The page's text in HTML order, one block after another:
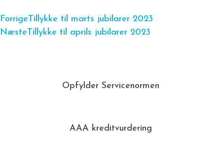
Forrige Tillykke til marts jubilarer 2023
Næste Tillykke til aprils jubilarer 2023
Opfylder Servicenormen
AAA kreditvurdering